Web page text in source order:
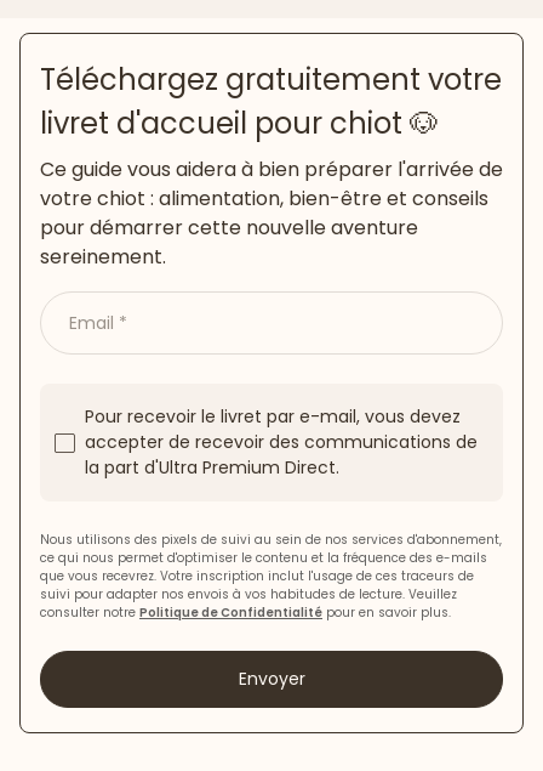
Téléchargez gratuitement votre
livret d'accueil pour chiot 🐶
Ce guide vous aidera à bien préparer l'arrivée de
votre chiot : alimentation, bien-être et conseils
pour démarrer cette nouvelle aventure
sereinement.
Email
Pour recevoir le livret par e-mail, vous devez
accepter de recevoir des communications de
la part d'Ultra Premium Direct.
Nous utilisons des pixels de suivi au sein de nos services d'abonnement,
ce qui nous permet d'optimiser le contenu et la fréquence des e-mails
que vous recevrez. Votre inscription inclut l'usage de ces traceurs de
suivi pour adapter nos envois à vos habitudes de lecture. Veuillez
consulter notre Politique de Confidentialité pour en savoir plus.
Envoyer